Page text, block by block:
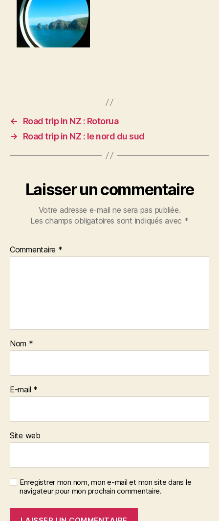
←
Road trip in NZ : Rotorua
→
Road trip in NZ : le nord du sud
Laisser un commentaire
Votre adresse e-mail ne sera pas publiée.
Les champs obligatoires sont indiqués avec *
Commentaire *
Nom *
E-mail *
Site web
Enregistrer mon nom, mon e-mail et mon site dans le
navigateur pour mon prochain commentaire.